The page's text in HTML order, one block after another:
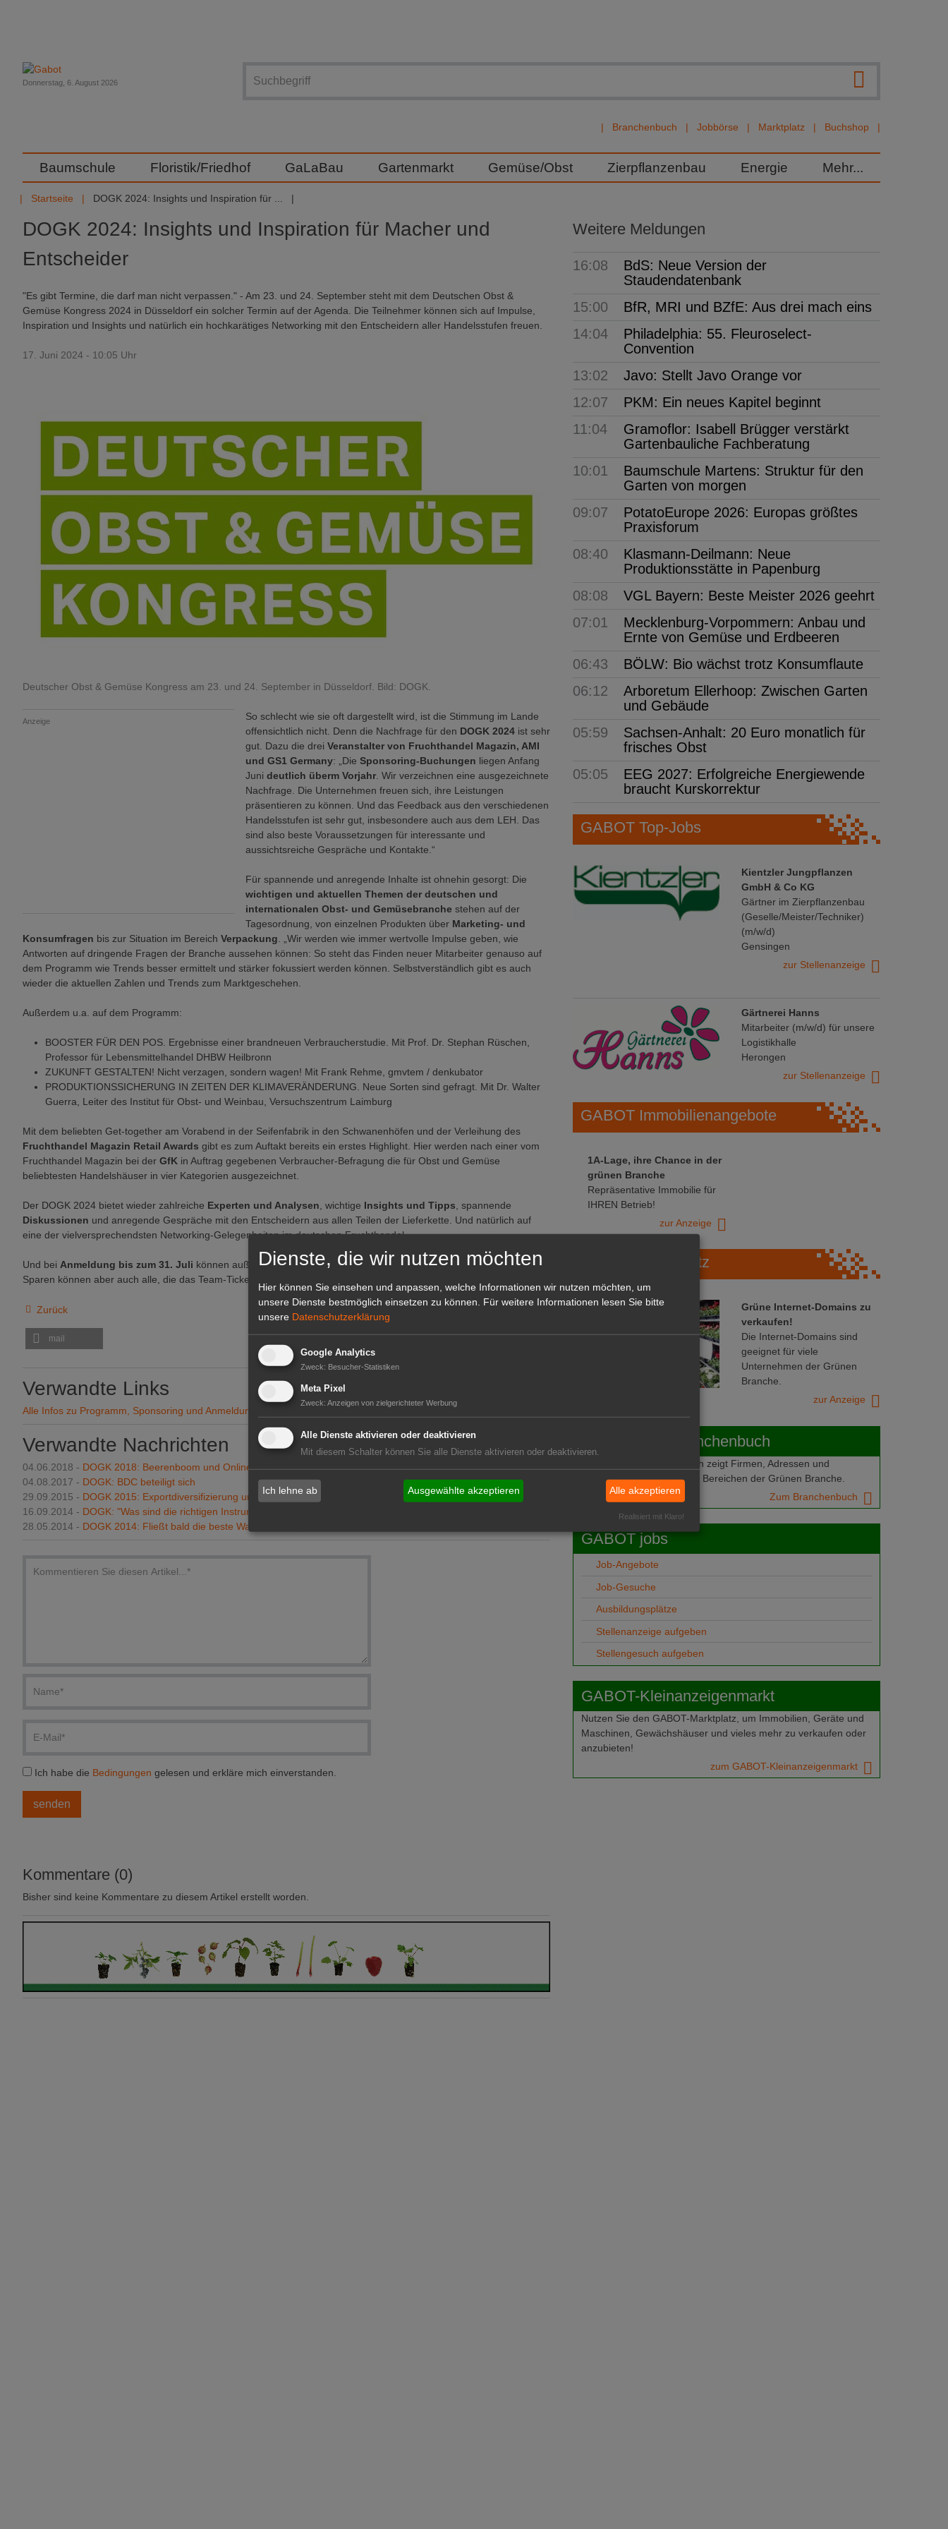
Branchenbuch Jobbörse Marktplatz Buchshop
Donnerstag, 6. August 2026
Baumschule Floristik/Friedhof GaLaBau Gartenmarkt Gemüse/Obst Zierpflanzenbau Energie Mehr...
Startseite DOGK 2024: Insights und Inspiration für ...
DOGK 2024: Insights und Inspiration für Macher und
Entscheider
"Es gibt Termine, die darf man nicht verpassen." - Am 23. und 24. September steht mit dem Deutschen Obst &
Gemüse Kongress 2024 in Düsseldorf ein solcher Termin auf der Agenda. Die Teilnehmer können sich auf Impulse,
Inspiration und Insights und natürlich ein hochkarätiges Networking mit den Entscheidern aller Handelsstufen freuen.
17. Juni 2024 - 10:05 Uhr
Deutscher Obst & Gemüse Kongress am 23. und 24. September in Düsseldorf. Bild: DOGK.
Anzeige
So schlecht wie sie oft dargestellt wird, ist die Stimmung im Lande
offensichtlich nicht. Denn die Nachfrage für den DOGK 2024 ist sehr
gut. Dazu die drei Veranstalter von Fruchthandel Magazin, AMI
und GS1 Germany: „Die Sponsoring-Buchungen liegen Anfang
Juni deutlich überm Vorjahr . Wir verzeichnen eine ausgezeichnete
Nachfrage. Die Unternehmen freuen sich, ihre Leistungen
präsentieren zu können. Und das Feedback aus den verschiedenen
Handelsstufen ist sehr gut, insbesondere auch aus dem LEH. Das
sind also beste Voraussetzungen für interessante und
aussichtsreiche Gespräche und Kontakte.“
Für spannende und anregende Inhalte ist ohnehin gesorgt: Die
wichtigen und aktuellen Themen der deutschen und
internationalen Obst- und Gemüsebranche stehen auf der
Tagesordnung, von einzelnen Produkten über Marketing- und
Konsumfragen bis zur Situation im Bereich Verpackung . „Wir werden wie immer wertvolle Impulse geben, wie
Antworten auf dringende Fragen der Branche aussehen können: So steht das Finden neuer Mitarbeiter genauso auf
dem Programm wie Trends besser ermittelt und stärker fokussiert werden können. Selbstverständlich gibt es auch
wieder die aktuellen Zahlen und Trends zum Marktgeschehen.
Außerdem u.a. auf dem Programm:
BOOSTER FÜR DEN POS. Ergebnisse einer brandneuen Verbraucherstudie. Mit Prof. Dr. Stephan Rüschen,
Professor für Lebensmittelhandel DHBW Heilbronn
ZUKUNFT GESTALTEN! Nicht verzagen, sondern wagen! Mit Frank Rehme, gmvtem / denkubator
PRODUKTIONSSICHERUNG IN ZEITEN DER KLIMAVERÄNDERUNG. Neue Sorten sind gefragt. Mit Dr. Walter
Guerra, Leiter des Institut für Obst- und Weinbau, Versuchszentrum Laimburg
Mit dem beliebten Get-together am Vorabend in der Seifenfabrik in den Schwanenhöfen und der Verleihung des
Fruchthandel Magazin Retail Awards gibt es zum Auftakt bereits ein erstes Highlight. Hier werden nach einer vom
Fruchthandel Magazin bei der GfK in Auftrag gegebenen Verbraucher-Befragung die für Obst und Gemüse
beliebtesten Handelshäuser in vier Kategorien ausgezeichnet.
Der DOGK 2024 bietet wieder zahlreiche Experten und Analysen , wichtige Insights und Tipps , spannende
Diskussionen und anregende Gespräche mit den Entscheidern aus allen Teilen der Lieferkette. Und natürlich auf
eine der vielversprechendsten Networking-Gelegenheiten im deutschen Fruchthandel.
Und bei Anmeldung bis zum 31. Juli können außerdem zum Frühbucherpreis noch 200 Euro gespart werden.
Sparen können aber auch alle, die das Team-Ticket „4 für 3“ nutzen.
Zurück
mail
Verwandte Links
Alle Infos zu Programm, Sponsoring und Anmeldung
Verwandte Nachrichten
04.06.2018 - DOGK 2018: Beerenboom und Online-Handel
04.08.2017 - DOGK: BDC beteiligt sich
29.09.2015 - DOGK 2015: Exportdiversifizierung und Steigerung des Inlandskonsums
16.09.2014 - DOGK: "Was sind die richtigen Instrumente zur Konsumbelebung?"
28.05.2014 - DOGK 2014: Fließt bald die beste Ware an Europa vorbei?
Ich habe die Bedingungen gelesen und erkläre mich einverstanden.
Kommentare (0)
Bisher sind keine Kommentare zu diesem Artikel erstellt worden.
Weitere Meldungen
16:08
BdS: Neue Version der
Staudendatenbank
15:00
BfR, MRI und BZfE: Aus drei mach eins
14:04
Philadelphia: 55. Fleuroselect-
Convention
13:02
Javo: Stellt Javo Orange vor
12:07
PKM: Ein neues Kapitel beginnt
11:04
Gramoflor: Isabell Brügger verstärkt
Gartenbauliche Fachberatung
10:01
Baumschule Martens: Struktur für den
Garten von morgen
09:07
PotatoEurope 2026: Europas größtes
Praxisforum
08:40
Klasmann-Deilmann: Neue
Produktionsstätte in Papenburg
08:08
VGL Bayern: Beste Meister 2026 geehrt
07:01
Mecklenburg-Vorpommern: Anbau und
Ernte von Gemüse und Erdbeeren
06:43
BÖLW: Bio wächst trotz Konsumflaute
06:12
Arboretum Ellerhoop: Zwischen Garten
und Gebäude
05:59
Sachsen-Anhalt: 20 Euro monatlich für
frisches Obst
05:05
EEG 2027: Erfolgreiche Energiewende
braucht Kurskorrektur
GABOT Top-Jobs
Kientzler Jungpflanzen
GmbH & Co KG
Gärtner im Zierpflanzenbau
(Geselle/Meister/Techniker)
(m/w/d)
Gensingen
zur Stellenanzeige
Gärtnerei Hanns
Mitarbeiter (m/w/d) für unsere
Logistikhalle
Herongen
zur Stellenanzeige
GABOT Immobilienangebote
1A-Lage, ihre Chance in der
grünen Branche
Repräsentative Immobilie für
IHREN Betrieb!
zur Anzeige
GABOT Marktplatz
Grüne Internet-Domains zu
verkaufen!
Die Internet-Domains sind
geeignet für viele
Unternehmen der Grünen
Branche.
zur Anzeige
Das GABOT-Branchenbuch
Das GABOT-Branchenbuch zeigt Firmen, Adressen und
Telefonnummern aus allen Bereichen der Grünen Branche.
Zum Branchenbuch
GABOT jobs
Job-Angebote
Job-Gesuche
Ausbildungsplätze
Stellenanzeige aufgeben
Stellengesuch aufgeben
GABOT-Kleinanzeigenmarkt
Nutzen Sie den GABOT-Marktplatz, um Immobilien, Geräte und
Maschinen, Gewächshäuser und vieles mehr zu verkaufen oder
anzubieten!
zum GABOT-Kleinanzeigenmarkt
Dienste, die wir nutzen möchten
Hier können Sie einsehen und anpassen, welche Informationen wir nutzen möchten, um
unsere Dienste bestmöglich einsetzen zu können.
Für weitere Informationen lesen Sie bitte
unsere Datenschutzerklärung
Google Analytics
Zweck: Besucher-Statistiken
Meta Pixel
Zweck: Anzeigen von zielgerichteter Werbung
Alle Dienste aktivieren oder deaktivieren
Mit diesem Schalter können Sie alle Dienste aktivieren oder deaktivieren.
Ich lehne ab Ausgewählte akzeptieren Alle akzeptieren
Realisiert mit Klaro!